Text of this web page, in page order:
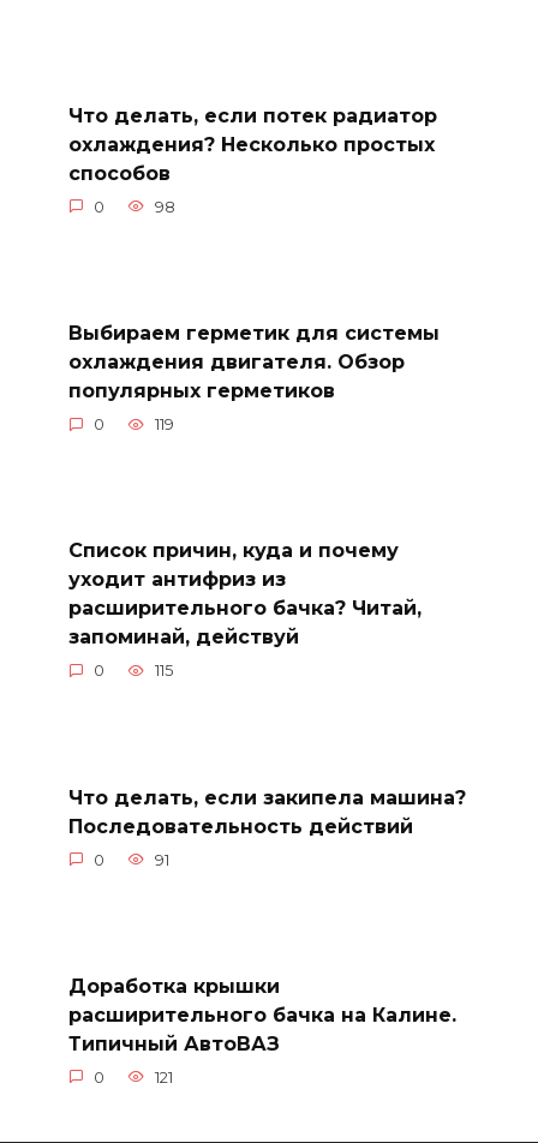
Что делать, если потек радиатор
охлаждения? Несколько простых
способов
0 98
Выбираем герметик для системы
охлаждения двигателя. Обзор
популярных герметиков
0 119
Список причин, куда и почему
уходит антифриз из
расширительного бачка? Читай,
запоминай, действуй
0 115
Что делать, если закипела машина?
Последовательность действий
0 91
Доработка крышки
расширительного бачка на Калине.
Типичный АвтоВАЗ
0 121